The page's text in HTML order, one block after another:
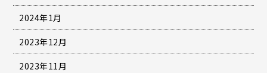
2024年1月
2023年12月
2023年11月